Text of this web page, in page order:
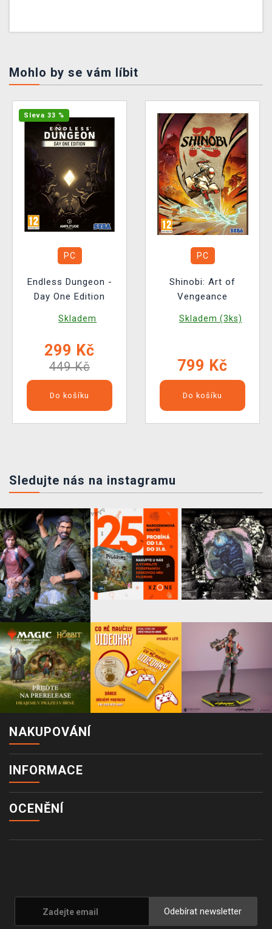
Mohlo by se vám líbit
Sleva 33 %
PC
Endless Dungeon -
Day One Edition
Skladem
299 Kč
449 Kč
Do košíku
PC
Shinobi: Art of
Vengeance
Skladem (3ks)
799 Kč
Do košíku
Sledujte nás na instagramu
NAKUPOVÁNÍ
INFORMACE
OCENĚNÍ
Odebírat newsletter